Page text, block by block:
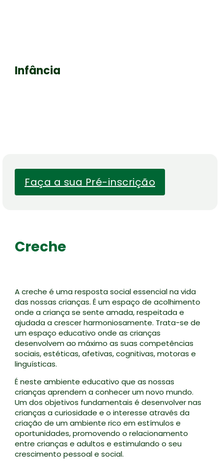
Infância
Faça a sua Pré-inscrição
Creche
A creche é uma resposta social essencial na vida
das nossas crianças. É um espaço de acolhimento
onde a criança se sente amada, respeitada e
ajudada a crescer harmoniosamente. Trata-se de
um espaço educativo onde as crianças
desenvolvem ao máximo as suas competências
sociais, estéticas, afetivas, cognitivas, motoras e
linguísticas.
É neste ambiente educativo que as nossas
crianças aprendem a conhecer um novo mundo.
Um dos objetivos fundamentais é desenvolver nas
crianças a curiosidade e o interesse através da
criação de um ambiente rico em estímulos e
oportunidades, promovendo o relacionamento
entre crianças e adultos e estimulando o seu
crescimento pessoal e social.